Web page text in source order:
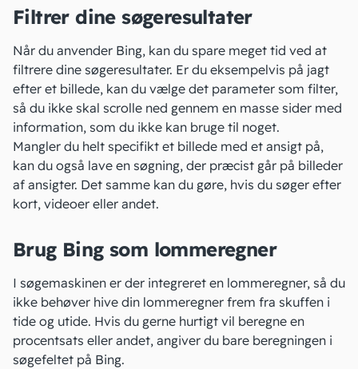
Filtrer dine søgeresultater
Når du anvender Bing, kan du spare meget tid ved at
filtrere dine søgeresultater. Er du eksempelvis på jagt
efter et billede, kan du vælge det parameter som filter,
så du ikke skal scrolle ned gennem en masse sider med
information, som du ikke kan bruge til noget.
Mangler du helt specifikt et billede med et ansigt på,
kan du også lave en søgning, der præcist går på billeder
af ansigter. Det samme kan du gøre, hvis du søger efter
kort, videoer eller andet.
Brug Bing som lommeregner
I søgemaskinen er der integreret en lommeregner, så du
ikke behøver hive din lommeregner frem fra skuffen i
tide og utide. Hvis du gerne hurtigt vil beregne en
procentsats eller andet, angiver du bare beregningen i
søgefeltet på Bing.